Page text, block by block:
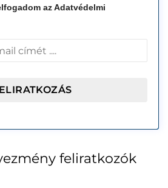
az Adatvédelmi
feliratkozók